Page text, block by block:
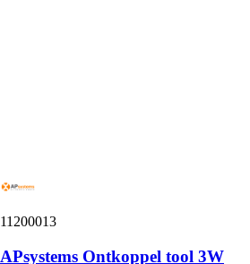
11200013
APsystems Ontkoppel tool 3W